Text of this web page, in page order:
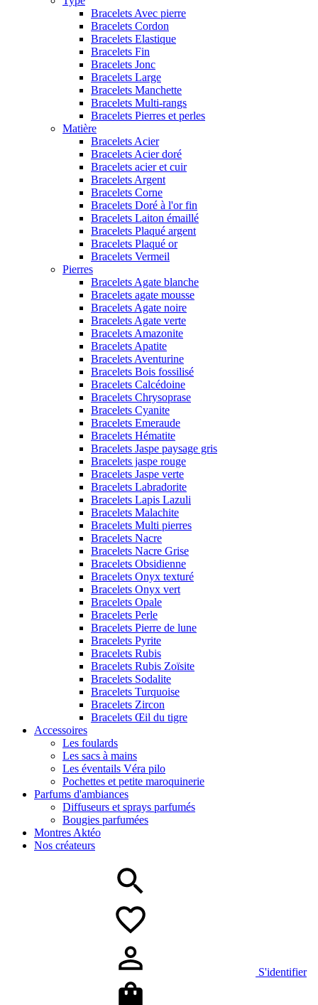
Bracelets Avec pierre
Bracelets Cordon
Bracelets Elastique
Bracelets Fin
Bracelets Jonc
Bracelets Large
Bracelets Manchette
Bracelets Multi-rangs
Bracelets Pierres et perles
Matière
Bracelets Acier
Bracelets Acier doré
Bracelets acier et cuir
Bracelets Argent
Bracelets Corne
Bracelets Doré à l'or fin
Bracelets Laiton émaillé
Bracelets Plaqué argent
Bracelets Plaqué or
Bracelets Vermeil
Pierres
Bracelets Agate blanche
Bracelets agate mousse
Bracelets Agate noire
Bracelets Agate verte
Bracelets Amazonite
Bracelets Apatite
Bracelets Aventurine
Bracelets Bois fossilisé
Bracelets Calcédoine
Bracelets Chrysoprase
Bracelets Cyanite
Bracelets Emeraude
Bracelets Hématite
Bracelets Jaspe paysage gris
Bracelets jaspe rouge
Bracelets Jaspe verte
Bracelets Labradorite
Bracelets Lapis Lazuli
Bracelets Malachite
Bracelets Multi pierres
Bracelets Nacre
Bracelets Nacre Grise
Bracelets Obsidienne
Bracelets Onyx texturé
Bracelets Onyx vert
Bracelets Opale
Bracelets Perle
Bracelets Pierre de lune
Bracelets Pyrite
Bracelets Rubis
Bracelets Rubis Zoïsite
Bracelets Sodalite
Bracelets Turquoise
Bracelets Zircon
Bracelets Œil du tigre
Accessoires
Les foulards
Les sacs à mains
Les éventails Véra pilo
Pochettes et petite maroquinerie
Parfums d'ambiances
Diffuseurs et sprays parfumés
Bougies parfumées
Montres Aktéo
Nos créateurs
S'identifier